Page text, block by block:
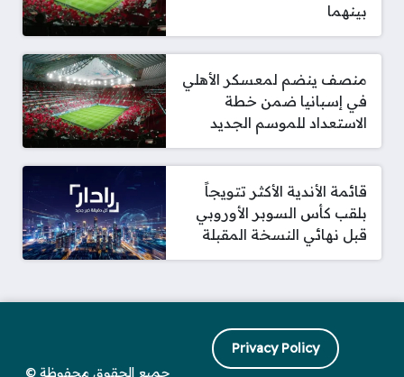
بينهما
منصف ينضم لمعسكر الأهلي
في إسبانيا ضمن خطة
الاستعداد للموسم الجديد
قائمة الأندية الأكثر تتويجاً
بلقب كأس السوبر الأوروبي
قبل نهائي النسخة المقبلة
Privacy Policy
جميع الحقوق محفوظة ©